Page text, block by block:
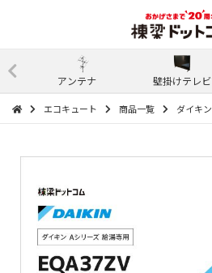
アンテナ 壁掛けテレビ
エコキュート 商品一覧 ダイキン